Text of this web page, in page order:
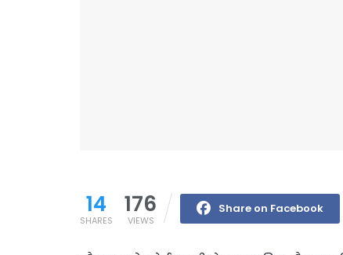
14
SHARES
176
VIEWS
Share on Facebook